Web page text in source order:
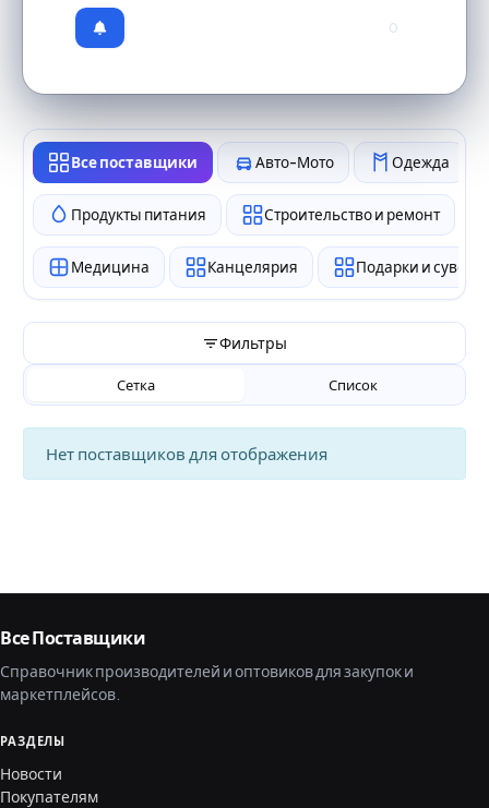
0
Все поставщики Авто-Мото Одежда
Продукты питания Строительство и ремонт
Медицина Канцелярия Подарки и
Фильтры
Сетка Список
Нет поставщиков для отображения
Все Поставщики
Справочник производителей и оптовиков для закупок и
маркетплейсов.
РАЗДЕЛЫ
Новости
Покупателям